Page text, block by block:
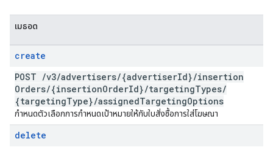
เมธอด
create
POST /v3/advertisers/{advertiserId}/insertion
Orders/{insertionOrderId}/targetingTypes/
{targetingType}/assignedTargetingOptions
กำหนดตัวเลือกการกำหนดเป้าหมายให้กับใบสั่งซื้อการใส่โฆษณา
delete